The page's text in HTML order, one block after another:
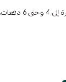
قسم دفعاتك